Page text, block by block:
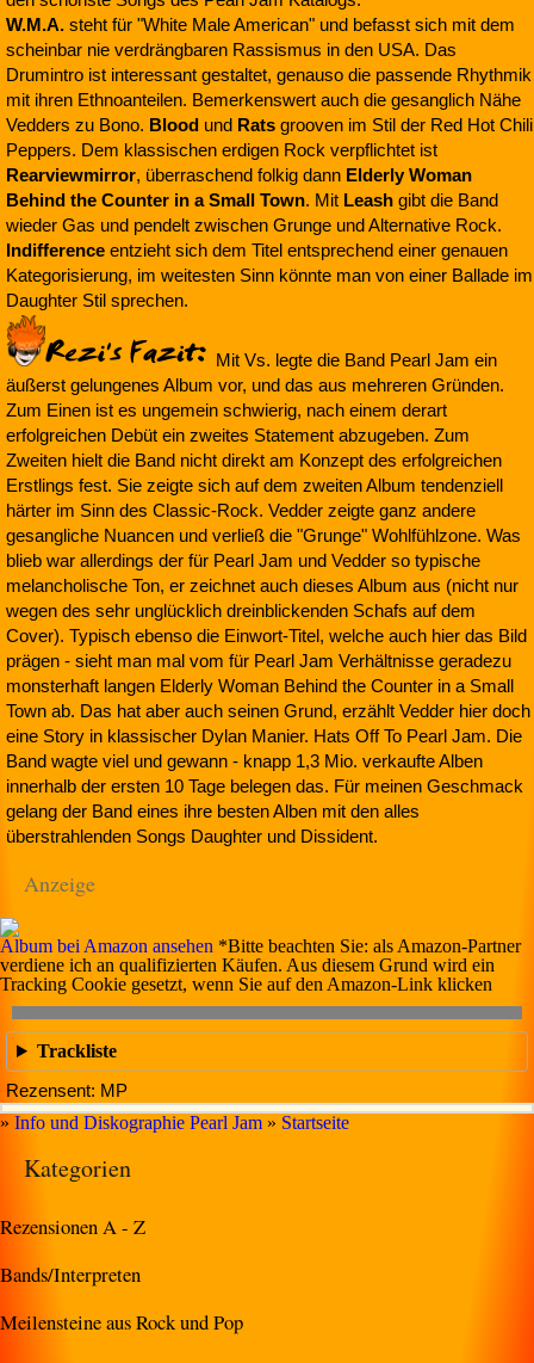
W.M.A. steht für "White Male American" und befasst sich mit dem
scheinbar nie verdrängbaren Rassismus in den USA. Das
Drumintro ist interessant gestaltet, genauso die passende Rhythmik
mit ihren Ethnoanteilen. Bemerkenswert auch die gesanglich Nähe
Vedders zu Bono. Blood und Rats grooven im Stil der Red Hot Chili
Peppers. Dem klassischen erdigen Rock verpflichtet ist
Rearviewmirror, überraschend folkig dann Elderly Woman
Behind the Counter in a Small Town. Mit Leash gibt die Band
wieder Gas und pendelt zwischen Grunge und Alternative Rock.
Indifference entzieht sich dem Titel entsprechend einer genauen
Kategorisierung, im weitesten Sinn könnte man von einer Ballade im
Daughter Stil sprechen.
Mit Vs. legte die Band Pearl Jam ein
äußerst gelungenes Album vor, und das aus mehreren Gründen.
Zum Einen ist es ungemein schwierig, nach einem derart
erfolgreichen Debüt ein zweites Statement abzugeben. Zum
Zweiten hielt die Band nicht direkt am Konzept des erfolgreichen
Erstlings fest. Sie zeigte sich auf dem zweiten Album tendenziell
härter im Sinn des Classic-Rock. Vedder zeigte ganz andere
gesangliche Nuancen und verließ die "Grunge" Wohlfühlzone. Was
blieb war allerdings der für Pearl Jam und Vedder so typische
melancholische Ton, er zeichnet auch dieses Album aus (nicht nur
wegen des sehr unglücklich dreinblickenden Schafs auf dem
Cover). Typisch ebenso die Einwort-Titel, welche auch hier das Bild
prägen - sieht man mal vom für Pearl Jam Verhältnisse geradezu
monsterhaft langen Elderly Woman Behind the Counter in a Small
Town ab. Das hat aber auch seinen Grund, erzählt Vedder hier doch
eine Story in klassischer Dylan Manier. Hats Off To Pearl Jam. Die
Band wagte viel und gewann - knapp 1,3 Mio. verkaufte Alben
innerhalb der ersten 10 Tage belegen das. Für meinen Geschmack
gelang der Band eines ihre besten Alben mit den alles
überstrahlenden Songs Daughter und Dissident.
Anzeige
Album bei Amazon ansehen *Bitte beachten Sie: als Amazon-Partner
verdiene ich an qualifizierten Käufen. Aus diesem Grund wird ein
Tracking Cookie gesetzt, wenn Sie auf den Amazon-Link klicken
Trackliste
Rezensent: MP
» Info und Diskographie Pearl Jam » Startseite
Kategorien
Rezensionen A - Z
Bands/Interpreten
Meilensteine aus Rock und Pop